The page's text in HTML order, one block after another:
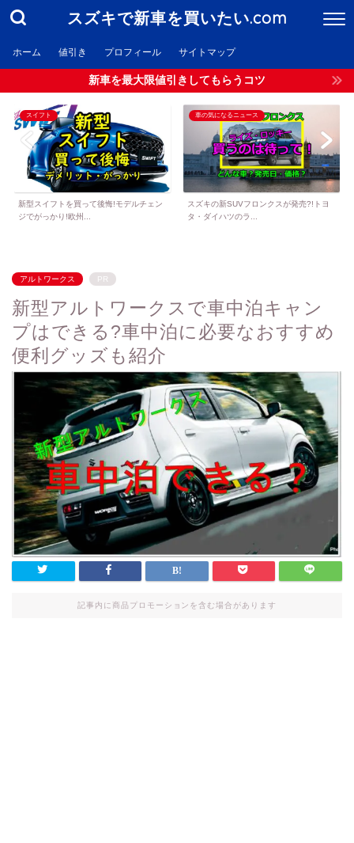
スズキで新車を買いたい.com
ホーム 値引き プロフィール サイトマップ
新車を最大限値引きしてもらうコツ
スイフト
新型スイフトを買って後悔!モデルチェン
ジでがっかり!欧州...
車の気になるニュース
スズキの新SUVフロンクスが発売?!トヨ
タ・ダイハツのラ...
アルトワークス PR
新型アルトワークスで車中泊キャン
プはできる?車中泊に必要なおすすめ
便利グッズも紹介
記事内に商品プロモーションを含む場合があります